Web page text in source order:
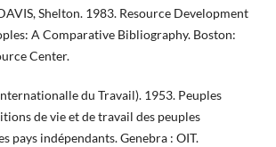
Shelton. 1983. Resource Development
A Comparative Bibliography. Boston:
Center.
du Travail). 1953. Peuples
de vie et de travail des peuples
pays indépendants. Genebra : OIT.